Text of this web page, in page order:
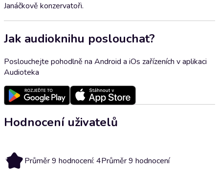
Janáčkově konzervatoři.
Jak audioknihu poslouchat?
Poslouchejte pohodlně na Android a iOs zařízeních v aplikaci
Audioteka
Hodnocení uživatelů
4 Průměr 9 hodnocení: 4Průměr 9 hodnocení